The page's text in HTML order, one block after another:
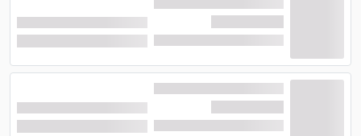
ملزومات بهداشتی، آشپزخانه، لوازم کامل آشپزی، گاز، یخچال
و ... از جمله امکانات داخل اتاق ها هستند.
همچنین هتل ایرانیان تبریز از امکانات خوبی نظیر پارکینگ
روباز و سر پوشیده، آسانسور، تاکسی سرویس، لاندری،
سیستم اطفاء و اعلان حریق و... برخوردار است. از دیگر